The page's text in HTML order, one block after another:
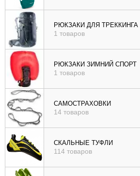
РЮКЗАКИ ДЛЯ ТРЕККИНГА
1 товаров
РЮКЗАКИ ЗИМНИЙ СПОРТ
1 товаров
САМОСТРАХОВКИ
14 товаров
СКАЛЬНЫЕ ТУФЛИ
114 товаров